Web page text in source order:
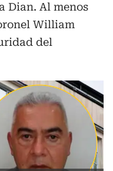
Dian. Al menos
William
del